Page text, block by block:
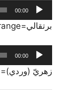
مشغل
الصوت
00:00
‏برتقالي‏=orange
مشغل
الصوت
00:00
‏زهريّ‏ (‏وردي‏)=rosa